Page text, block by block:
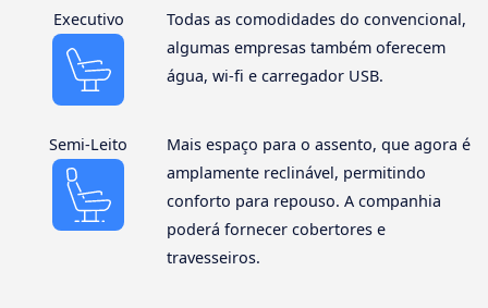
Executivo
Todas as comodidades do convencional,
algumas empresas também oferecem
água, wi-fi e carregador USB.
Semi-Leito
Mais espaço para o assento, que agora é
amplamente reclinável, permitindo
conforto para repouso. A companhia
poderá fornecer cobertores e
travesseiros.